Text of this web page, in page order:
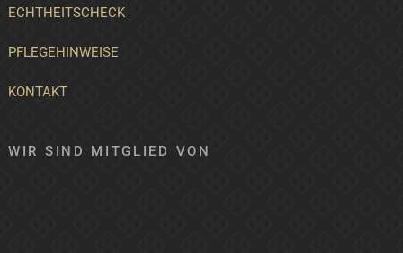
ECHTHEITSCHECK
PFLEGEHINWEISE
KONTAKT
WIR SIND MITGLIED VON